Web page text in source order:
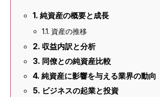
純資産の概要と成長
資産の推移
収益内訳と分析
同僚との純資産比較
純資産に影響を与える業界の動向
ビジネスの起業と投資